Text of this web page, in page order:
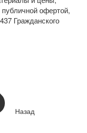
офертой,
Гражданского
Назад